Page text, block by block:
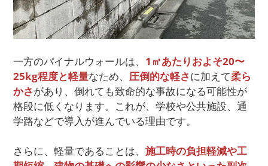
一方のパイナルウォールは、 1㎡あたりおよそ20〜
25kg程度と軽量なため、 圧倒的な軽さに加えて柔ら
かさがあり、倒れても致命的な事故になる可能性が
格段に低くなります。これが、学校や公共施設、通
学路などで導入が進んでいる理由です。
さらに、軽量であることは、 施工時の負担軽減や工